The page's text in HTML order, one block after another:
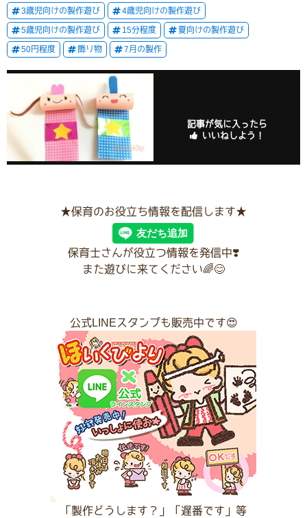
3歳児向けの製作遊び 4歳児向けの製作遊び
5歳児向けの製作遊び 15分程度 夏向けの製作遊び
50円程度 飾り物 7月の製作
記事が気に入ったら
いいねしよう！
★保育のお役立ち情報を配信します★
保育士さんが役立つ情報を発信中❣️
また遊びに来てください🌈😊
公式LINEスタンプも販売中です😍
「製作どうします？」「遅番です」等